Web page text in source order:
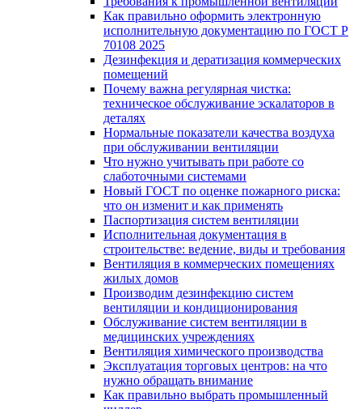
Как правильно оформить электронную
исполнительную документацию по ГОСТ Р
70108 2025
Дезинфекция и дератизация коммерческих
помещений
Почему важна регулярная чистка:
техническое обслуживание эскалаторов в
деталях
Нормальные показатели качества воздуха
при обслуживании вентиляции
Что нужно учитывать при работе со
слаботочными системами
Новый ГОСТ по оценке пожарного риска:
что он изменит и как применять
Паспортизация систем вентиляции
Исполнительная документация в
строительстве: ведение, виды и требования
Вентиляция в коммерческих помещениях
жилых домов
Производим дезинфекцию систем
вентиляции и кондиционирования
Обслуживание систем вентиляции в
медицинских учреждениях
Вентиляция химического производства
Эксплуатация торговых центров: на что
нужно обращать внимание
Как правильно выбрать промышленный